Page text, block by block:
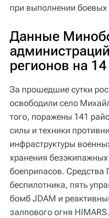
при выполнении боевых
Данные
регионов на
За прошедшие сутки
освободили село
того, поражены 141
силы и техники
инфраструктуры
хранения
боеприпасов.
беспилотника, пять
бомб JDAM и
залпового огня HIMARS.